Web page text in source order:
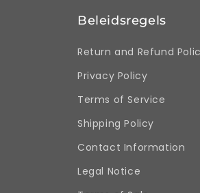
Beleidsregels
Return and Refund
Privacy Policy
Terms of Service
Shipping Policy
Contact Information
Legal Notice